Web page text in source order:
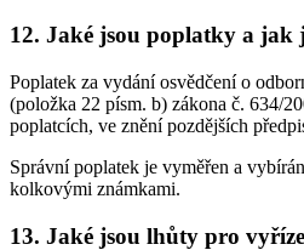
12. Jaké jsou poplatky a jak
Poplatek za vydání osvědčení o
(položka 22 písm. b) zákona č. 634/
poplatcích, ve znění pozdějších
Správní poplatek je vyměřen a
kolkovými známkami.
13. Jaké jsou lhůty pro